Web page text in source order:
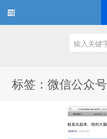
标签：微信公众号